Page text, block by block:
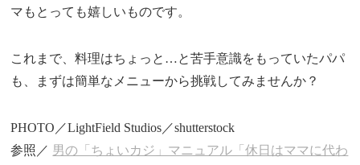
マもとっても嬉しいものです。
これまで、料理はちょっと…と苦手意識をもっていたパパ
も、まずは簡単なメニューから挑戦してみませんか？
PHOTO／LightField Studios／shutterstock
参照／ 男の「ちょいカジ」マニュアル「休日はママに代わ